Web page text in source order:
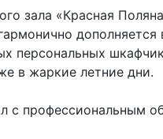
зала «Красная
персональных
в жаркие летние дни.
с профессиональным